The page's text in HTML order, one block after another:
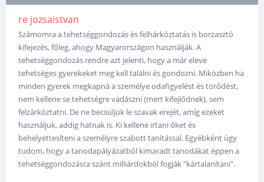
re jozsaistvan
Számomra a tehetséggondozás és felhárkóztatás is borzasztó
kifejezés, főleg, ahogy Magyarországon használják. A
tehetséggondozás rendre azt jelenti, hogy a már eleve
tehetséges gyerekeket meg kell találni és gondozni. Miközben ha
minden gyerek megkapná a személye odafigyelést és törődést,
nem kellene se tehetségre vadászni (mert kifejlődnek), sem
felzárkóztatni. De ne becsüljük le szavak erejét, amíg ezeket
használjuk, addig hatnak is. Ki kellene irtani őket és
behelyettesíteni a személyre szabott tanítással. Egyébként úgy
tudom, hogy a tanodapályázatból kimaradt tanodákat éppen a
tehetséggondozásra szánt milliárdokból fogják "kártalanítani".